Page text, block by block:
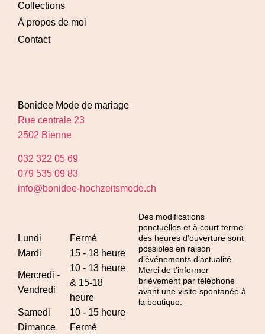
Collections
À propos de moi
Contact
Bonidee Mode de mariage
Rue centrale 23
2502 Bienne
032 322 05 69
079 535 09 83
info@bonidee-hochzeitsmode.ch
Lundi
Fermé
Mardi
15 - 18 heure
Mercredi -
Vendredi
10 - 13 heure
& 15-18
heure
Samedi
10 - 15 heure
Dimance
Fermé
Des modifications
ponctuelles et à court terme
des heures d’ouverture sont
possibles en raison
d’événements d’actualité.
Merci de t’informer
brièvement par téléphone
avant une visite spontanée à
la boutique.